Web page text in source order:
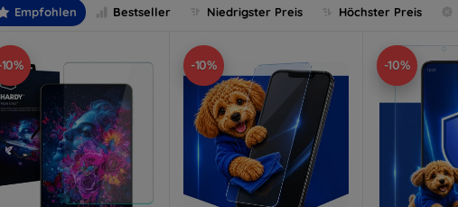
Empfohlen Bestseller Niedrigster Preis Höchster Preis
-10% -10%